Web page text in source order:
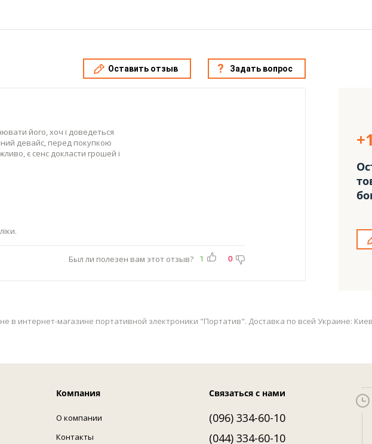
Оставить отзыв Задать вопрос
його, хоч і доведеться
девайс, перед покупкою
є сенс докласти грошей і
Был ли полезен вам этот отзыв? 1 0
в интернет-магазине портативной электроники "Портатив". Доставка по всей Украине:
Компания
О компании
Контакты
Связаться с нами
(096) 334-60-10
(044) 334-60-10